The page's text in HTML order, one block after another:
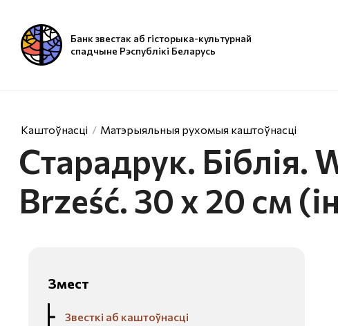
Банк звестак аб гісторыка-культурнай
спадчыне Рэспублікі Беларусь
Каштоўнасці Матэрыяльныя рухомыя каштоўнасці
Старадрук. Біблія.
Brześć. 30 х 20 см
Змест
Звесткі аб каштоўнасці